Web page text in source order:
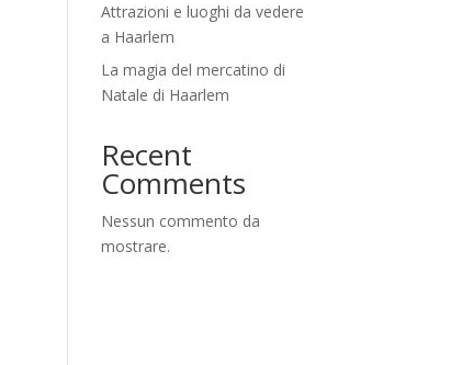
Attrazioni e luoghi da vedere
a Haarlem
La magia del mercatino di
Natale di Haarlem
Recent
Comments
Nessun commento da
mostrare.